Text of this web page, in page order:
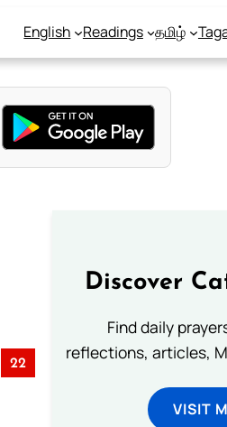
English Readings தமிழ்
22
Discover
Find daily
reflections, articles,
VISIT